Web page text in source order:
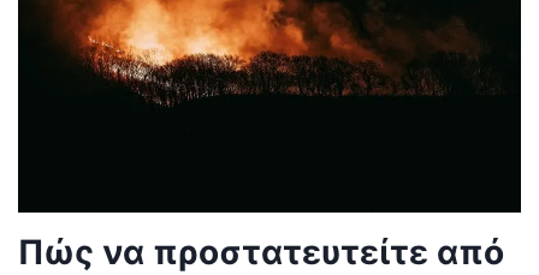
Πώς να προστατευτείτε από